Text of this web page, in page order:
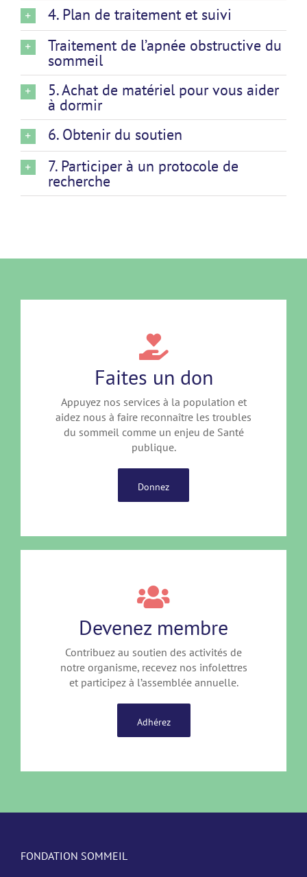
4. Plan de traitement et suivi
Traitement de l’apnée obstructive du
sommeil
5. Achat de matériel pour vous aider
à dormir
6. Obtenir du soutien
7. Participer à un protocole de
recherche
Faites un don
Appuyez nos services à la population et
aidez nous à faire reconnaître les troubles
du sommeil comme un enjeu de Santé
publique.
Donnez
Devenez membre
Contribuez au soutien des activités de
notre organisme, recevez nos infolettres
et participez à l’assemblée annuelle.
Adhérez
FONDATION SOMMEIL